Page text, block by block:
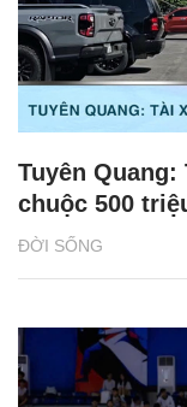
ĐỜI SỐNG
Tuyên
chuộc 500